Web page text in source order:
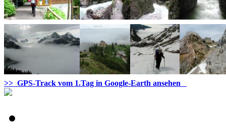
>> GPS-Track vom 1.Tag in Google-Earth ansehen